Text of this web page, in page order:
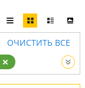
ОЧИСТИТЬ ВСЕ